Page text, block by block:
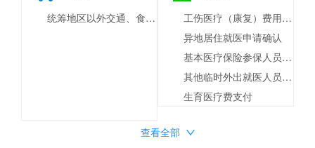
统筹地区以外交通、食宿费申领
工伤医疗（康复）费用申报
异地居住就医申请确认
基本医疗保险参保人员享受门诊慢特病病种待遇认定
其他临时外出就医人员备案
生育医疗费支付
查看全部